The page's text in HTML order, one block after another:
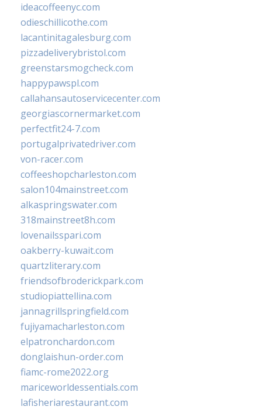
ideacoffeenyc.com
odieschillicothe.com
lacantinitagalesburg.com
pizzadeliverybristol.com
greenstarsmogcheck.com
happypawspl.com
callahansautoservicecenter.com
georgiascornermarket.com
perfectfit24-7.com
portugalprivatedriver.com
von-racer.com
coffeeshopcharleston.com
salon104mainstreet.com
alkaspringswater.com
318mainstreet8h.com
lovenailsspari.com
oakberry-kuwait.com
quartzliterary.com
friendsofbroderickpark.com
studiopiattellina.com
jannagrillspringfield.com
fujiyamacharleston.com
elpatronchardon.com
donglaishun-order.com
fiamc-rome2022.org
mariceworldessentials.com
lafisheriarestaurant.com